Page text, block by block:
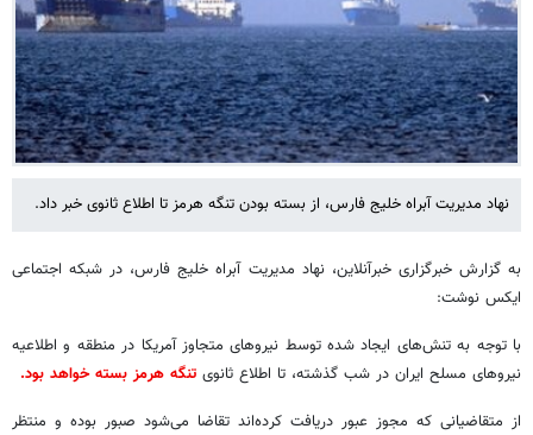
نهاد مدیریت آبراه خلیج فارس، از بسته بودن تنگه هرمز تا اطلاع ثانوی خبر داد.
به گزارش خبرگزاری خبرآنلاین، نهاد مدیریت آبراه خلیج فارس، در شبکه اجتماعی
ایکس نوشت:
با توجه به تنش‌های ایجاد شده توسط نیروهای متجاوز آمریکا در منطقه و اطلاعیه
نیروهای مسلح ایران در شب گذشته، تا اطلاع ثانوی تنگه هرمز بسته خواهد بود.
از متقاضیانی که مجوز عبور دریافت کرده‌اند تقاضا می‌شود صبور بوده و منتظر